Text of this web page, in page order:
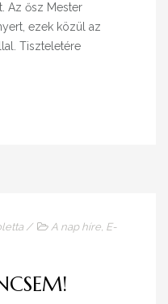
Az ősz Mester
ezek közül az
Tiszteletére
/ A nap híre, E-